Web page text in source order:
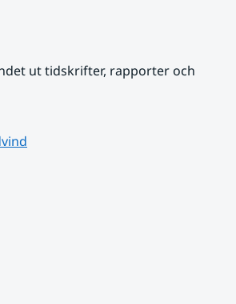
ut tidskrifter, rapporter och